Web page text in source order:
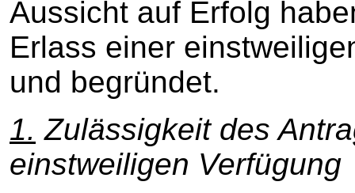
Aussicht auf Erfolg
Erlass einer
und begründet.
1. Zulässigkeit des
einstweiligen Verfügung